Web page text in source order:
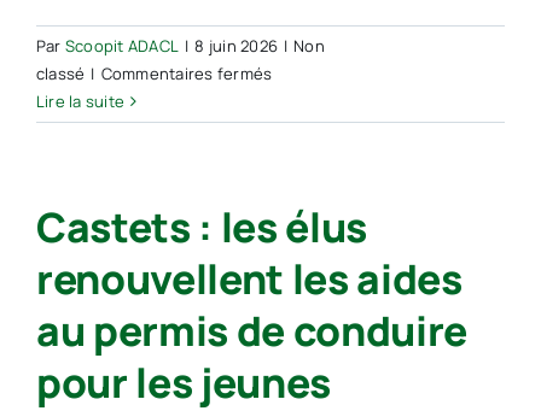
Par Scoopit ADACL | 8 juin 2026 | Non
classé | Commentaires ferméssur
le
des
pins
s’installe
au
parc
du
Barrat
Lire la suite
Castets : les élus
renouvellent les aides
au permis de conduire
pour les jeunes